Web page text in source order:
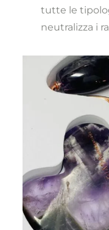
tutte le
neutralizza i